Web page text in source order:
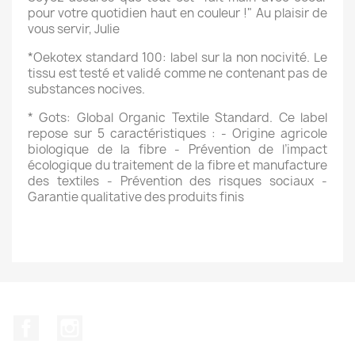
pour votre quotidien haut en couleur !" Au plaisir de
vous servir, Julie
*Oekotex standard 100: label sur la non nocivité. Le
tissu est testé et validé comme ne contenant pas de
substances nocives.
* Gots: Global Organic Textile Standard. Ce label
repose sur 5 caractéristiques : - Origine agricole
biologique de la fibre - Prévention de l’impact
écologique du traitement de la fibre et manufacture
des textiles - Prévention des risques sociaux -
Garantie qualitative des produits finis